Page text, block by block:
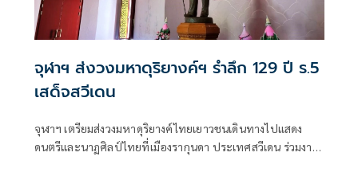
จุฬาฯ ส่งวงมหาดุริยางค์ฯ รำลึก 129 ปี ร.5
เสด็จสวีเดน
จุฬาฯ เตรียมส่งวงมหาดุริยางค์ไทยเยาวชนเดินทางไปแสดง
ดนตรีและนาฏศิลป์ไทยที่เมืองรากุนดา ประเทศสวีเดน ร่วมงาน